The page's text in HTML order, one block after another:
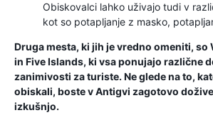
Obiskovalci lahko uživajo tudi v
kot so potapljanje z masko,
Druga mesta, ki jih je vredno omeniti, so
in Five Islands, ki vsa ponujajo različne
zanimivosti za turiste. Ne glede na to,
obiskali, boste v Antigvi zagotovo
izkušnjo.